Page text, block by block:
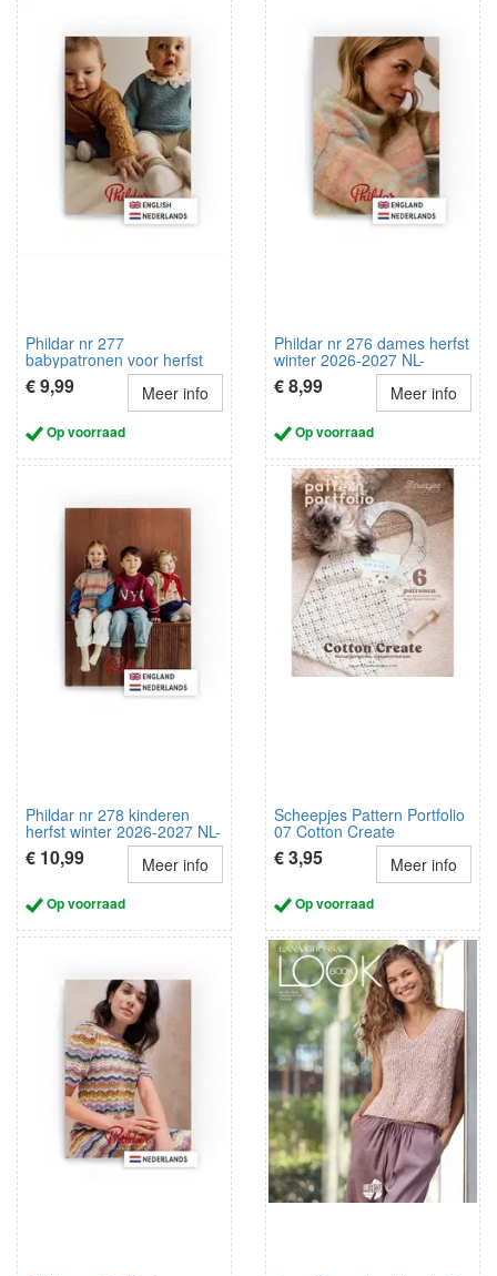
Phildar nr 277
babypatronen voor herfst
winter 2026-2027 NL-
Engels
€ 9,99 Meer info
Op voorraad
Phildar nr 276 dames herfst
winter 2026-2027 NL-
Engels
€ 8,99 Meer info
Op voorraad
Phildar nr 278 kinderen
herfst winter 2026-2027 NL-
Engels
€ 10,99 Meer info
Op voorraad
Scheepjes Pattern Portfolio
07 Cotton Create
€ 3,95 Meer info
Op voorraad